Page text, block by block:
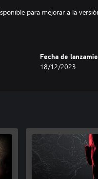
para mejorar a la
Fecha de
18/12/2023